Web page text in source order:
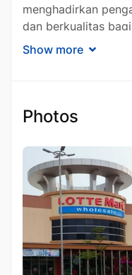
menghadirkan
dan berkualitas
dukungan jaringan
industri ritel di
Sejarah
LOTTE
Indonesia
Show more
Photos